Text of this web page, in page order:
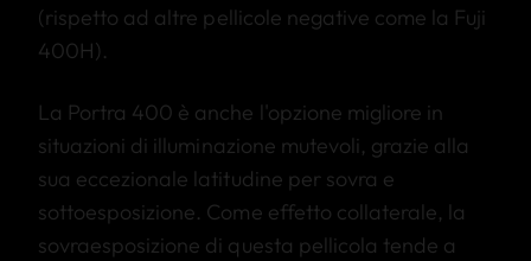
(rispetto ad altre pellicole negative come la Fuji
400H).
La Portra 400 è anche l'opzione migliore in
situazioni di illuminazione mutevoli, grazie alla
sua eccezionale latitudine per sovra e
sottoesposizione. Come effetto collaterale, la
sovraesposizione di questa pellicola tende a